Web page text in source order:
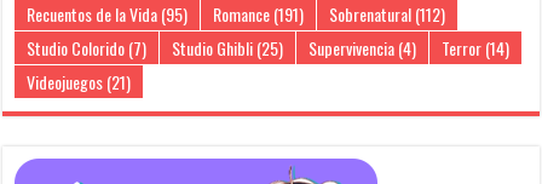
Recuentos de la Vida(95) Romance(191) Sobrenatural(112)
Studio Colorido(7) Studio Ghibli(25) Supervivencia(4) Terror(14)
Videojuegos(21)